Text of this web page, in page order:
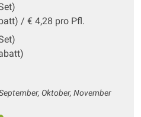
/ € 4,28 pro Pfl.
Oktober, November